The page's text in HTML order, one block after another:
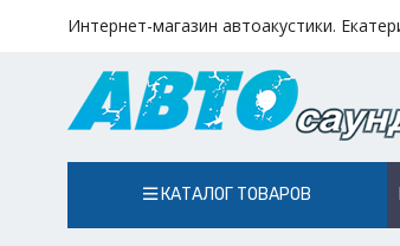
Интернет-магазин автоакустики.
КАТАЛОГ ТОВАРОВ